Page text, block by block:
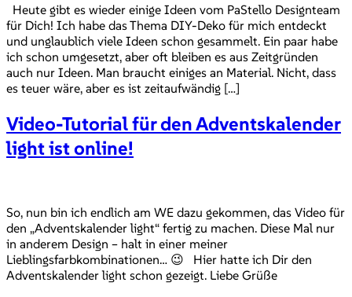
Heute gibt es wieder einige Ideen vom PaStello Designteam
für Dich! Ich habe das Thema DIY-Deko für mich entdeckt
und unglaublich viele Ideen schon gesammelt. Ein paar habe
ich schon umgesetzt, aber oft bleiben es aus Zeitgründen
auch nur Ideen. Man braucht einiges an Material. Nicht, dass
es teuer wäre, aber es ist zeitaufwändig […]
Video-Tutorial für den Adventskalender
light ist online!
So, nun bin ich endlich am WE dazu gekommen, das Video für
den „Adventskalender light“ fertig zu machen. Diese Mal nur
in anderem Design – halt in einer meiner
Lieblingsfarbkombinationen… 😉 Hier hatte ich Dir den
Adventskalender light schon gezeigt. Liebe Grüße